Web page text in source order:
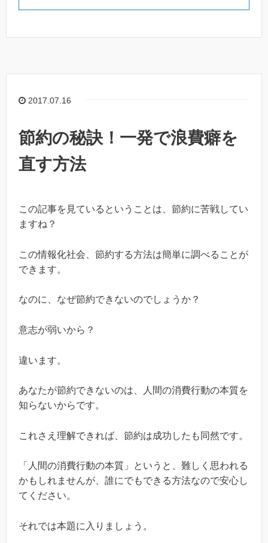
2017.07.16
節約の秘訣！一発で浪費癖を
直す方法
この記事を見ているということは、節約に苦戦してい
ますね？
この情報化社会、節約する方法は簡単に調べることが
できます。
なのに、なぜ節約できないのでしょうか？
意志が弱いから？
違います。
あなたが節約できないのは、人間の消費行動の本質を
知らないからです。
これさえ理解できれば、節約は成功したも同然です。
「人間の消費行動の本質」というと、難しく思われる
かもしれませんが、誰にでもできる方法なので安心し
てください。
それでは本題に入りましょう。